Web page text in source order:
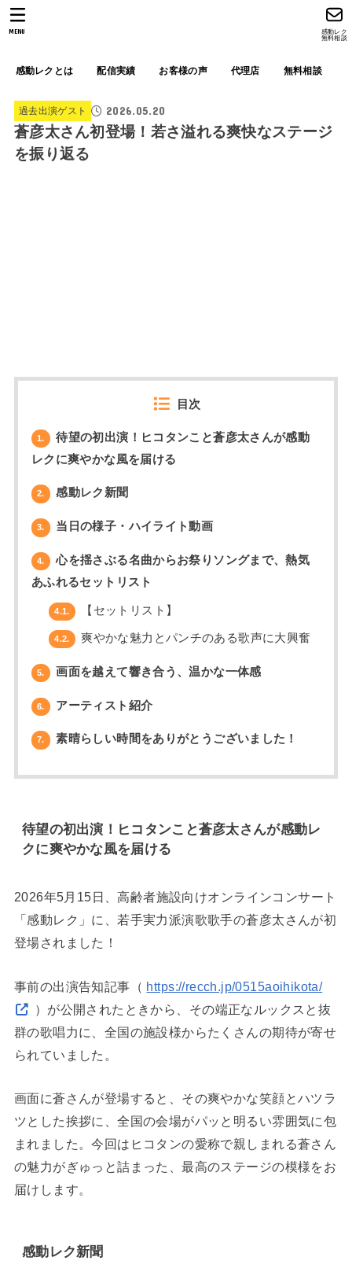
感動レクとは 配信実績 お客様の声 代理店 無料相談
感動レク
無料相談
MENU
過去出演ゲスト 2026.05.20
蒼彦太さん初登場！若さ溢れる爽快なステージ
を振り返る
目次
1.
待望の初出演！ヒコタンこと蒼彦太さんが感動
レクに爽やかな風を届ける
2. 感動レク新聞
3. 当日の様子・ハイライト動画
4.
心を揺さぶる名曲からお祭りソングまで、熱気
あふれるセットリスト
4.1. 【セットリスト】
4.2. 爽やかな魅力とパンチのある歌声に大興奮
5. 画面を越えて響き合う、温かな一体感
6. アーティスト紹介
7. 素晴らしい時間をありがとうございました！
待望の初出演！ヒコタンこと蒼彦太さんが感動レ
クに爽やかな風を届ける
2026年5月15日、高齢者施設向けオンラインコンサート
「感動レク」に、若手実力派演歌歌手の蒼彦太さんが初
登場されました！
事前の出演告知記事（ https://recch.jp/0515aoihikota/
）が公開されたときから、その端正なルックスと抜
群の歌唱力に、全国の施設様からたくさんの期待が寄せ
られていました。
画面に蒼さんが登場すると、その爽やかな笑顔とハツラ
ツとした挨拶に、全国の会場がパッと明るい雰囲気に包
まれました。今回はヒコタンの愛称で親しまれる蒼さん
の魅力がぎゅっと詰まった、最高のステージの模様をお
届けします。
感動レク新聞